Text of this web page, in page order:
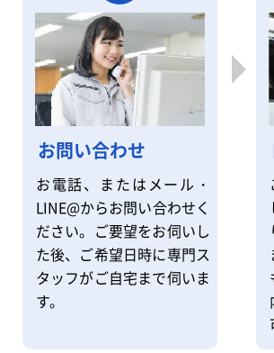
お問い合わせ
お電話、またはメール・
LINE@からお問い合わせく
ださい。ご要望をお伺いし
た後、ご希望日時に専門ス
タッフがご自宅まで伺いま
す。